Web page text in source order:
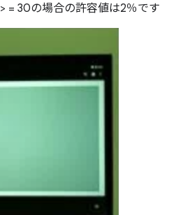
> = 30の場合の許容値は2％です